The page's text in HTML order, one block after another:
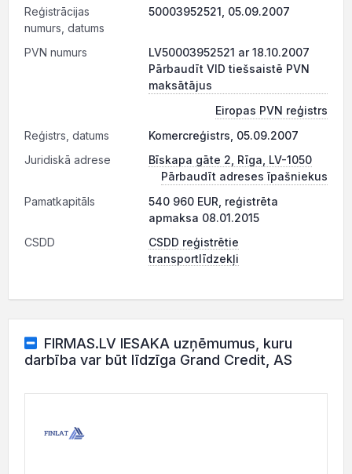
Reģistrācijas
numurs, datums
50003952521, 05.09.2007
PVN numurs
LV50003952521 ar 18.10.2007
Pārbaudīt VID tiešsaistē PVN
maksātājus
Eiropas PVN reģistrs
Reģistrs, datums
Komercreģistrs, 05.09.2007
Juridiskā adrese
Bīskapa gāte 2, Rīga, LV-1050
Pārbaudīt adreses īpašniekus
Pamatkapitāls
540 960 EUR, reģistrēta
apmaksa 08.01.2015
CSDD
CSDD reģistrētie
transportlīdzekļi
FIRMAS.LV IESAKA uzņēmumus, kuru
darbība var būt līdzīga Grand Credit, AS